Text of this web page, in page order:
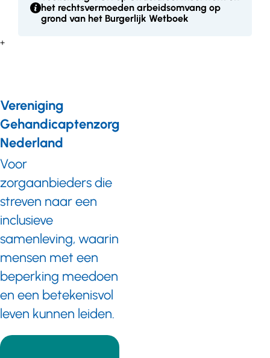
het rechtsvermoeden arbeidsomvang op
grond van het Burgerlijk Wetboek
+
Vereniging
Gehandicaptenzorg
Nederland
Voor
zorgaanbieders die
streven naar een
inclusieve
samenleving, waarin
mensen met een
beperking meedoen
en een betekenisvol
leven kunnen leiden.